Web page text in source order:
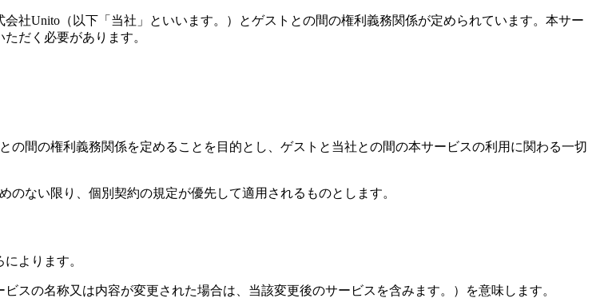
社Unito（以下「当社」といいます。）とゲストとの間の権利義務関係が定められています。本サー
だく必要があります。
間の権利義務関係を定めることを目的とし、ゲストと当社との間の本サービスの利用に関わる一切
ない限り、個別契約の規定が優先して適用されるものとします。
よります。
スの名称又は内容が変更された場合は、当該変更後のサービスを含みます。）を意味します。